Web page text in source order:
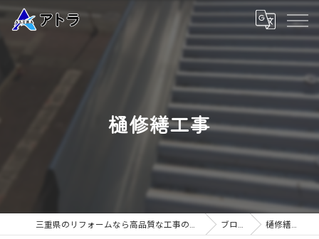
樋修繕工事
三重県のリフォームなら高品質な工事のアトラ ブログ 樋修繕工事